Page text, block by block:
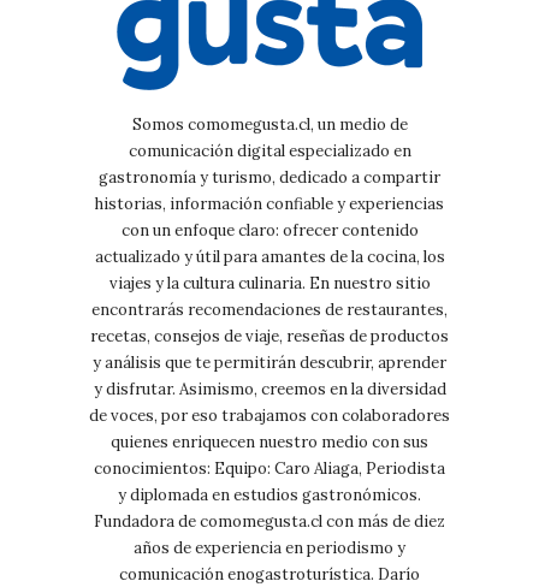
Somos comomegusta.cl, un medio de
comunicación digital especializado en
gastronomía y turismo, dedicado a compartir
historias, información confiable y experiencias
con un enfoque claro: ofrecer contenido
actualizado y útil para amantes de la cocina, los
viajes y la cultura culinaria. En nuestro sitio
encontrarás recomendaciones de restaurantes,
recetas, consejos de viaje, reseñas de productos
y análisis que te permitirán descubrir, aprender
y disfrutar. Asimismo, creemos en la diversidad
de voces, por eso trabajamos con colaboradores
quienes enriquecen nuestro medio con sus
conocimientos: Equipo: Caro Aliaga, Periodista
y diplomada en estudios gastronómicos.
Fundadora de comomegusta.cl con más de diez
años de experiencia en periodismo y
comunicación enogastroturística. Darío